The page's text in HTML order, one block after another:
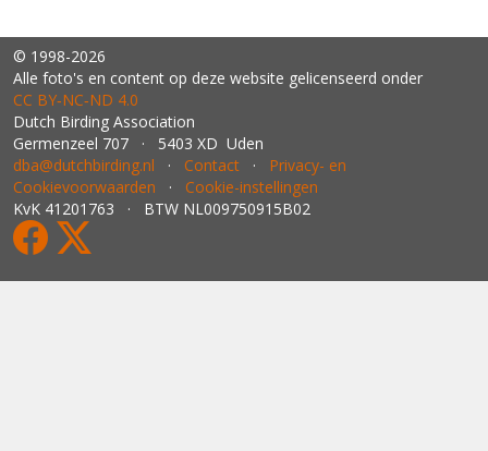
© 1998-2026
Alle foto's en content op deze website gelicenseerd onder
CC BY‑NC‑ND 4.0
Dutch Birding Association
Germenzeel 707 · 5403 XD Uden
dba@dutchbirding.nl · Contact · Privacy- en
Cookievoorwaarden · Cookie-instellingen
KvK 41201763 · BTW NL009750915B02